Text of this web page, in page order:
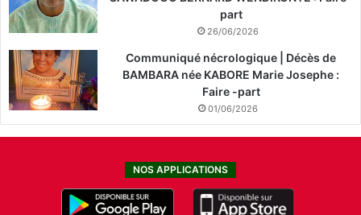
part
26/06/2026
Communiqué nécrologique | Décès de
BAMBARA née KABORE Marie Josephe :
Faire -part
01/06/2026
NOS APPLICATIONS